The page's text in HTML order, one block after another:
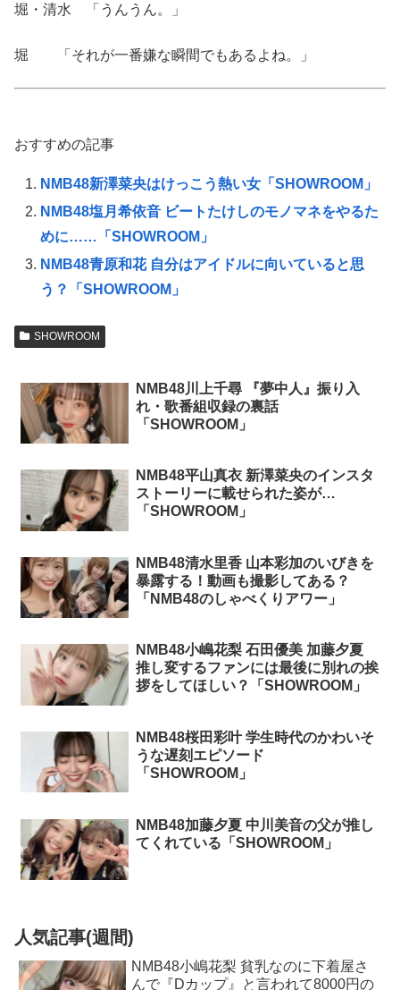
堀・清水 「うんうん。」
堀 「それが一番嫌な瞬間でもあるよね。」
おすすめの記事
NMB48新澤菜央はけっこう熱い女「SHOWROOM」
NMB48塩月希依音 ビートたけしのモノマネをやるた
めに……「SHOWROOM」
NMB48青原和花 自分はアイドルに向いていると思
う？「SHOWROOM」
SHOWROOM
NMB48川上千尋 『夢中人』振り入
れ・歌番組収録の裏話
「SHOWROOM」
NMB48平山真衣 新澤菜央のインスタ
ストーリーに載せられた姿が…
「SHOWROOM」
NMB48清水里香 山本彩加のいびきを
暴露する！動画も撮影してある？
「NMB48のしゃべくりアワー」
NMB48小嶋花梨 石田優美 加藤夕夏
推し変するファンには最後に別れの挨
拶をしてほしい？「SHOWROOM」
NMB48桜田彩叶 学生時代のかわいそ
うな遅刻エピソード
「SHOWROOM」
NMB48加藤夕夏 中川美音の父が推し
てくれている「SHOWROOM」
人気記事(週間)
NMB48小嶋花梨 貧乳なのに下着屋さ
んで『Dカップ』と言われて8000円の